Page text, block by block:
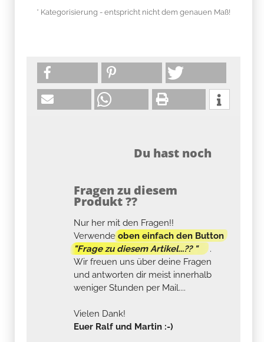
* Kategorisierung - entspricht nicht dem genauen Maß!
Du hast noch
Fragen zu diesem
Produkt ??
Nur her mit den Fragen!!
Verwendeoben einfach den Button
"Frage zu diesem Artikel...?? "
.
Wir freuen uns über deine Fragen
und antworten dir meist innerhalb
weniger Stunden per Mail....
Vielen Dank!
Euer Ralf und Martin :-)